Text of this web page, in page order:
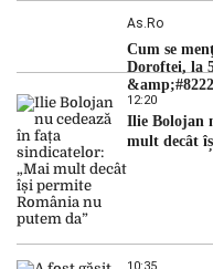
As.ro
Cum se
Doroftei, la
dezvăluit
12:20
Ilie Bolojan
mult decât